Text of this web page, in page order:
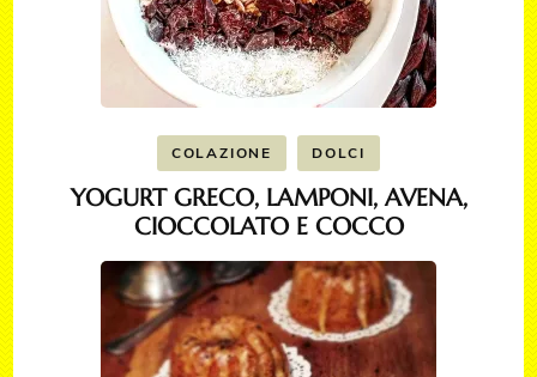
COLAZIONE DOLCI
YOGURT GRECO, LAMPONI, AVENA,
CIOCCOLATO E COCCO